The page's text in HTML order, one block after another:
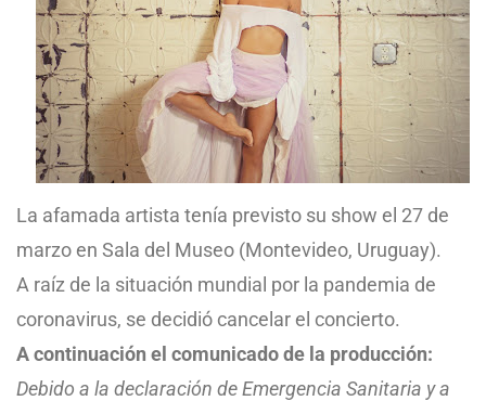
La afamada artista tenía previsto su show el 27 de
marzo en Sala del Museo (Montevideo, Uruguay).
A raíz de la situación mundial por la pandemia de
coronavirus, se decidió cancelar el concierto.
A continuación el comunicado de la producción:
Debido a la declaración de Emergencia Sanitaria y a